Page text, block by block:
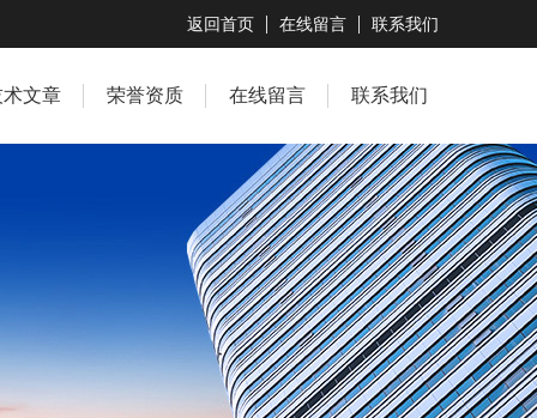
返回首页 在线留言 联系我们
术文章 荣誉资质 在线留言 联系我们